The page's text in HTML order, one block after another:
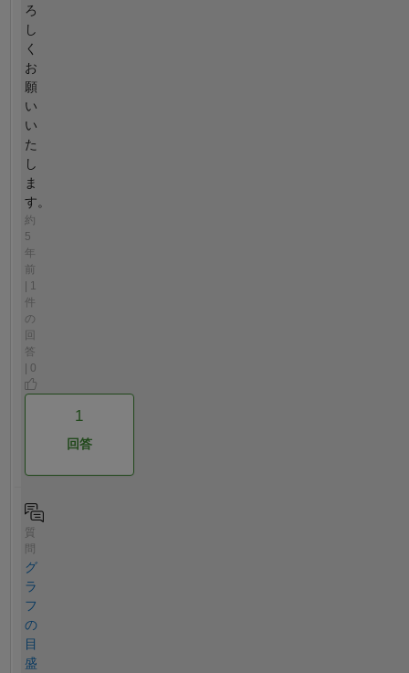
ろ
し
く
お
願
い
い
た
し
ま
す。
約
5
年
前
| 1
件
の
回
答
| 0
1
回答
質
グ
ラ
フ
の
目
盛